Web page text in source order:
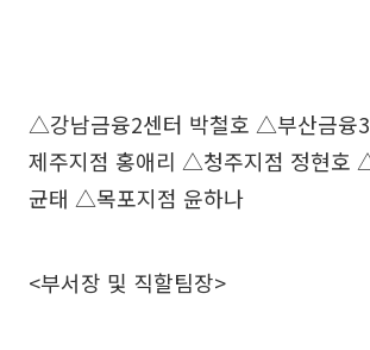
△강남금융2센터 박철호 △부산금융
제주지점 홍애리 △청주지점 정현호
균태 △목포지점 윤하나
<부서장 및 직할팀장>